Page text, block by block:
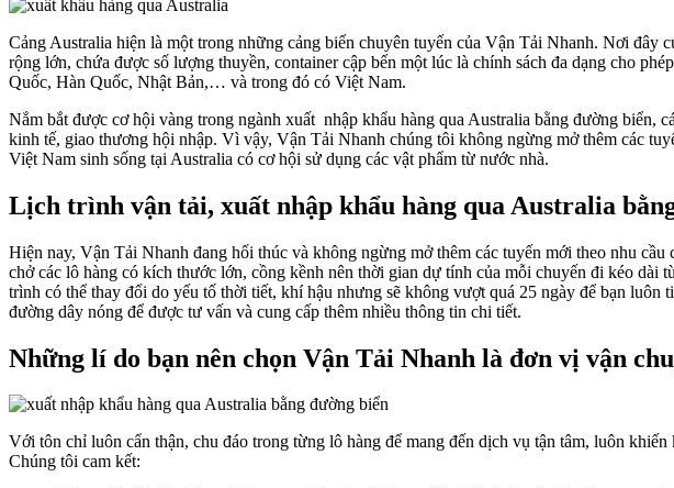
Cảng Australia hiện là một trong những cảng biển chuyên tuyến của Vận Tải Nhanh. Nơi
rộng lớn, chứa được số lượng thuyền, container cập bến một lúc là chính sách đa dạng cho
Quốc, Hàn Quốc, Nhật Bản,… và trong đó có Việt Nam.
Nắm bắt được cơ hội vàng trong ngành xuất nhập khẩu hàng qua Australia bằng đường biển,
kinh tế, giao thương hội nhập. Vì vậy, Vận Tải Nhanh chúng tôi không ngừng mở thêm các
Việt Nam sinh sống tại Australia có cơ hội sử dụng các vật phẩm từ nước nhà.
Lịch trình vận tải, xuất nhập khẩu hàng qua Australia
Hiện nay, Vận Tải Nhanh đang hối thúc và không ngừng mở thêm các tuyến mới theo nhu
chở các lô hàng có kích thước lớn, cồng kềnh nên thời gian dự tính của mỗi chuyến đi kéo
trình có thể thay đổi do yếu tố thời tiết, khí hậu nhưng sẽ không vượt quá 25 ngày để bạn
đường dây nóng để được tư vấn và cung cấp thêm nhiều thông tin chi tiết.
Những lí do bạn nên chọn Vận Tải Nhanh là đơn vị vận
Với tôn chỉ luôn cẩn thận, chu đáo trong từng lô hàng để mang đến dịch vụ tận tâm, luôn
Chúng tôi cam kết: